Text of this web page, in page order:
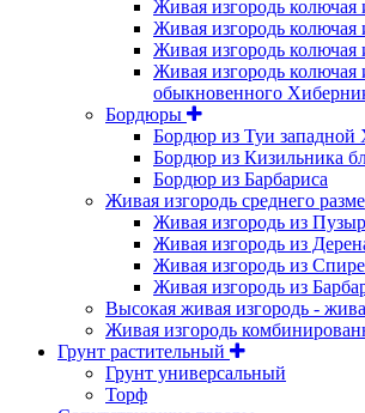
Живая изгородь
Живая изгородь колючая
Живая изгородь колючая
Живая изгородь
обыкновенного
Бордюры
Бордюр из Туи западной
Бордюр из Кизильника
Бордюр из Барбариса
Живая изгородь среднего
Живая изгородь из
Живая изгородь из
Живая изгородь из
Живая изгородь из
Высокая живая изгородь -
Живая изгородь
Грунт растительный
Грунт универсальный
Торф